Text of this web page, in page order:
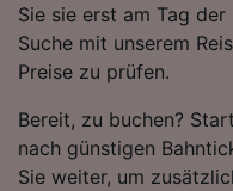
Sie sie erst am Tag
Suche mit unserem
Preise zu prüfen.
Bereit, zu buchen?
nach günstigen
Sie weiter, um